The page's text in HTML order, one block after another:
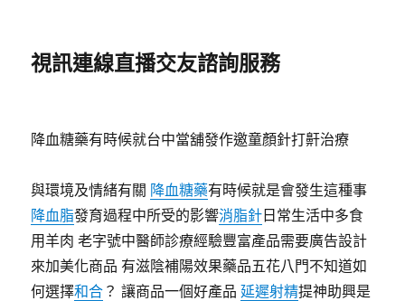
視訊連線直播交友諮詢服務
降血糖藥有時候就台中當舖發作邀童顏針打鼾治療
與環境及情緒有關 降血糖藥有時候就是會發生這種事
降血脂發育過程中所受的影響消脂針 日常生活中多食
用羊肉 老字號中醫師診療經驗豐富產品需要廣告設計
來加美化商品 有滋陰補陽效果藥品五花八門不知道如
何選擇和合 ？ 讓商品一個好產品延遲射精提神助興是